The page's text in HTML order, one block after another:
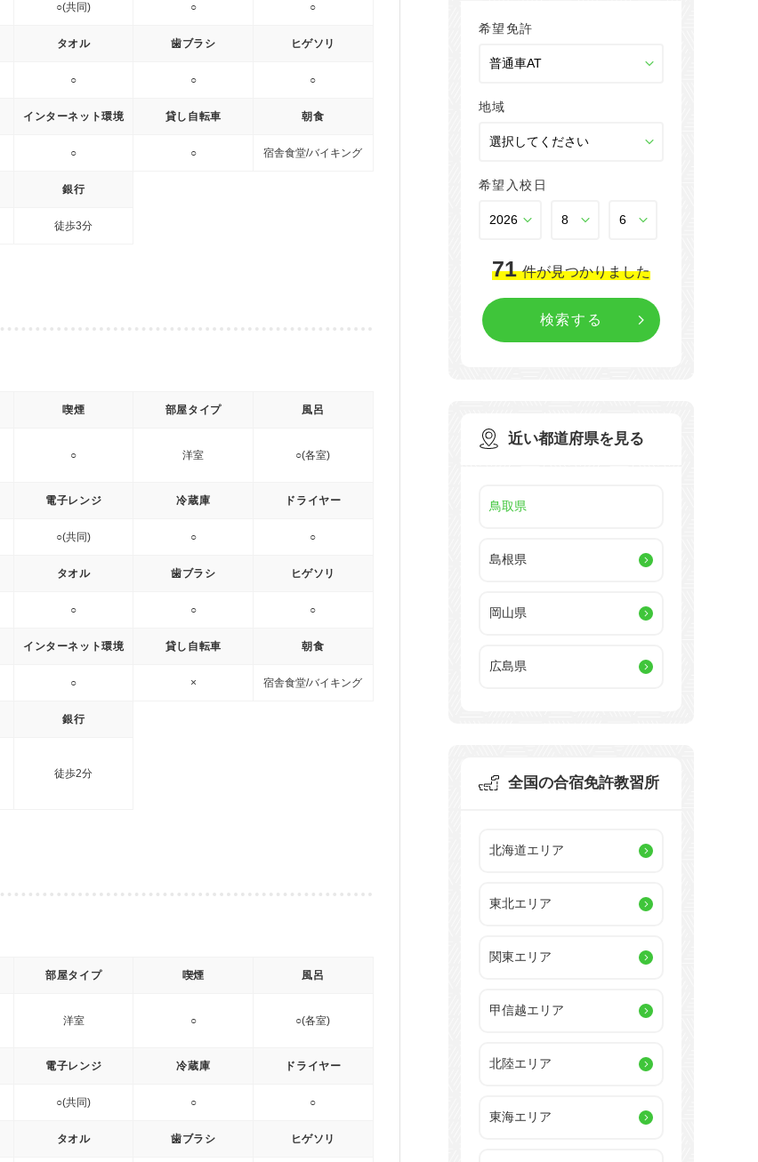
○(共同) ○ ○
タオル
○
歯ブラシ
○
ヒゲソリ
○
インターネット環境
○
貸し自転車
○
朝食
宿舎食堂/バイキング
銀行
徒歩3分
喫煙
○
部屋タイプ
洋室
風呂
○(各室)
電子レンジ
○(共同)
冷蔵庫
○
ドライヤー
○
タオル
○
歯ブラシ
○
ヒゲソリ
○
インターネット環境
○
貸し自転車
×
朝食
宿舎食堂/バイキング
銀行
徒歩2分
部屋タイプ
洋室
喫煙
○
風呂
○(各室)
電子レンジ
○(共同)
冷蔵庫
○
ドライヤー
○
タオル 歯ブラシ ヒゲソリ
希望免許
地域
希望入校日
71 件が見つかりました
近い都道府県を見る
鳥取県
島根県
岡山県
広島県
全国の合宿免許教習所
北海道エリア
東北エリア
関東エリア
甲信越エリア
北陸エリア
東海エリア